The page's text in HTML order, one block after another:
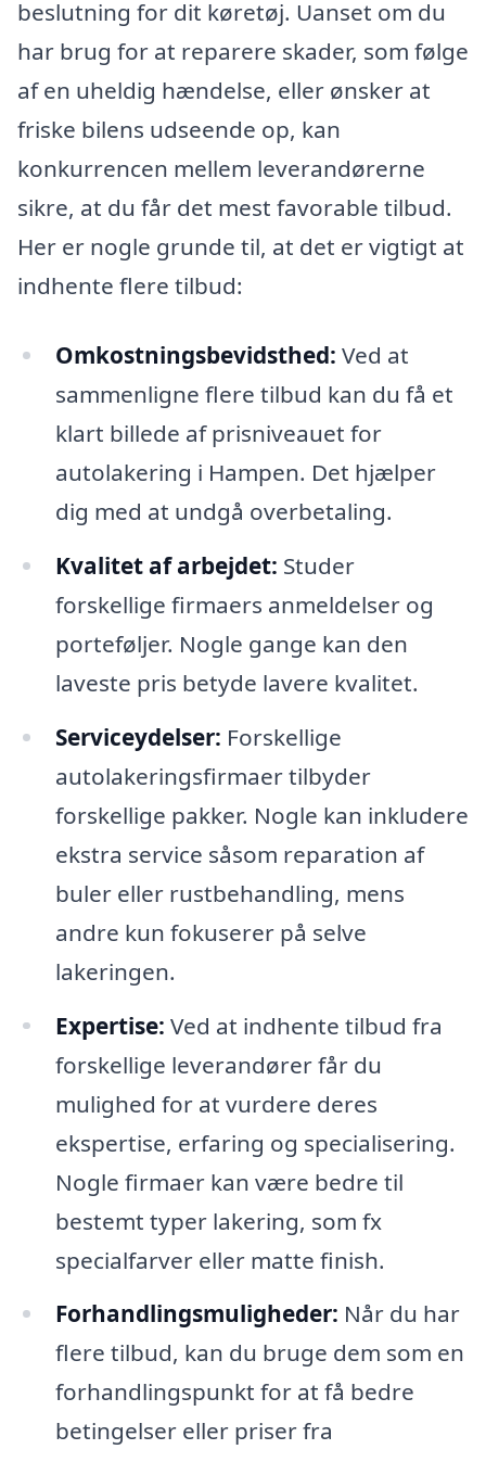
beslutning for dit køretøj. Uanset om du
har brug for at reparere skader, som følge
af en uheldig hændelse, eller ønsker at
friske bilens udseende op, kan
konkurrencen mellem leverandørerne
sikre, at du får det mest favorable tilbud.
Her er nogle grunde til, at det er vigtigt at
indhente flere tilbud:
Omkostningsbevidsthed: Ved at
sammenligne flere tilbud kan du få et
klart billede af prisniveauet for
autolakering i Hampen. Det hjælper
dig med at undgå overbetaling.
Kvalitet af arbejdet: Studer
forskellige firmaers anmeldelser og
porteføljer. Nogle gange kan den
laveste pris betyde lavere kvalitet.
Serviceydelser: Forskellige
autolakeringsfirmaer tilbyder
forskellige pakker. Nogle kan inkludere
ekstra service såsom reparation af
buler eller rustbehandling, mens
andre kun fokuserer på selve
lakeringen.
Expertise: Ved at indhente tilbud fra
forskellige leverandører får du
mulighed for at vurdere deres
ekspertise, erfaring og specialisering.
Nogle firmaer kan være bedre til
bestemt typer lakering, som fx
specialfarver eller matte finish.
Forhandlingsmuligheder: Når du har
flere tilbud, kan du bruge dem som en
forhandlingspunkt for at få bedre
betingelser eller priser fra